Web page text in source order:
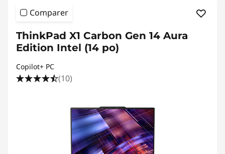
Comparer
ThinkPad X1 Carbon Gen 14 Aura
Edition Intel (14 po)
Copilot+ PC
(10)